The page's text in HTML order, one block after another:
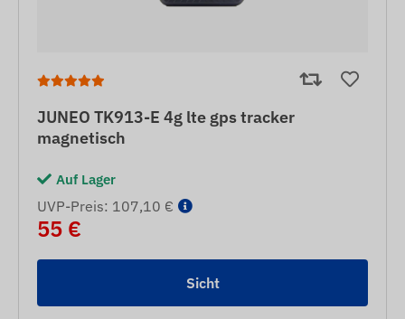
JUNEO TK913-E 4g lte gps tracker
magnetisch
Auf Lager
UVP-Preis: 107,10 €
55 €
Sicht